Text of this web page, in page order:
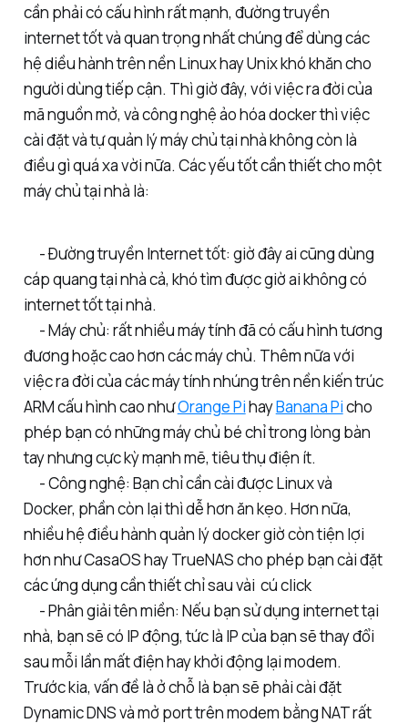
cần phải có cấu hình rất mạnh, đường truyền
internet tốt và quan trọng nhất chúng để dùng các
hệ diều hành trên nền Linux hay Unix khó khăn cho
người dùng tiếp cận. Thì giờ đây, với việc ra đời của
mã nguồn mở, và công nghệ ảo hóa docker thì việc
cài đặt và tự quản lý máy chủ tại nhà không còn là
điều gì quá xa vời nữa. Các yếu tốt cần thiết cho một
máy chủ tại nhà là:
- Đường truyền Internet tốt: giờ đây ai cũng dùng
cáp quang tại nhà cả, khó tìm được giờ ai không có
internet tốt tại nhà.
- Máy chủ: rất nhiều máy tính đã có cấu hình tương
đương hoặc cao hơn các máy chủ. Thêm nữa với
việc ra đời của các máy tính nhúng trên nền kiến trúc
ARM cấu hình cao nhưOrange PihayBanana Picho
phép bạn có những máy chủ bé chỉ trong lòng bàn
tay nhưng cực kỳ mạnh mẽ, tiêu thụ điện ít.
- Công nghệ: Bạn chỉ cần cài được Linux và
Docker, phần còn lại thì dễ hơn ăn kẹo. Hơn nữa,
nhiều hệ điều hành quản lý docker giờ còn tiện lợi
hơn như CasaOS hay TrueNAS cho phép bạn cài đặt
các ứng dụng cần thiết chỉ sau vài cú click
- Phân giải tên miền: Nếu bạn sử dụng internet tại
nhà, bạn sẽ có IP động, tức là IP của bạn sẽ thay đổi
sau mỗi lần mất điện hay khởi động lại modem.
Trước kia, vấn đề là ở chỗ là bạn sẽ phải cài đặt
Dynamic DNS và mở port trên modem bằng NAT rất